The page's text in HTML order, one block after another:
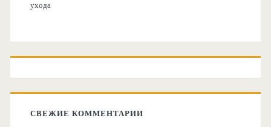
ухода
СВЕЖИЕ КОММЕНТАРИИ